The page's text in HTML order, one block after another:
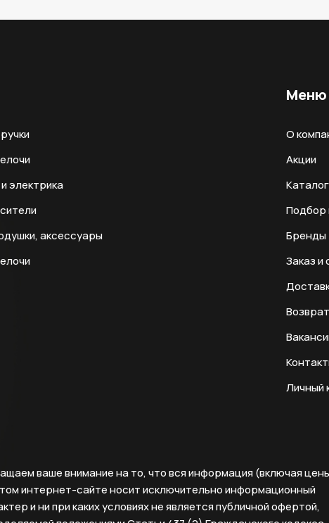
электрика
аксессуары
Меню
О
Акции
Каталог
Подбор
Бренды
Заказ и
Личный
ваше внимание на то, что вся информация (включая
интернет-сайте носит исключительно информационный
и ни при каких условиях не является публичной офертой,